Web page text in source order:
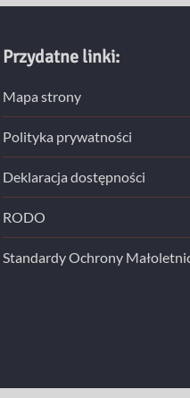
Przydatne linki:
Mapa strony
Polityka prywatności
Deklaracja dostępności
RODO
Standardy Ochrony